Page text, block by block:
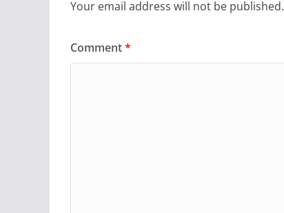
Your email address will not be published.
Comment*